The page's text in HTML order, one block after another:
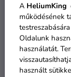
A HeliumKing
működésének
Oldalunk
használatát.
használt